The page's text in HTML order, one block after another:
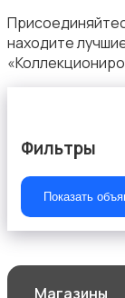
находите
Фильтры
Показать
Магазины